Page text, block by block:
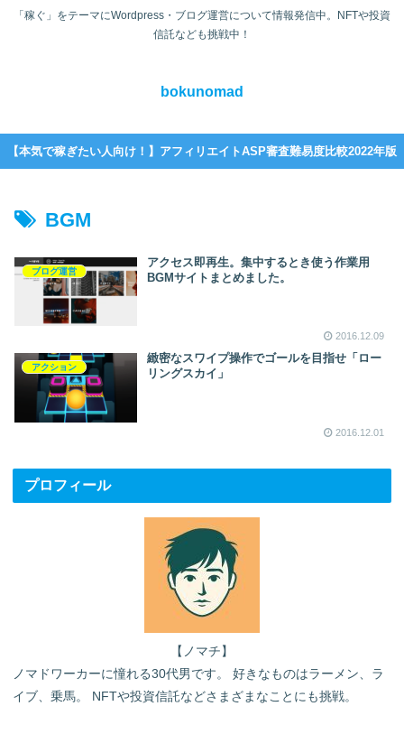
「稼ぐ」をテーマにWordpress・ブログ運営について情報発信中。NFTや投資
信託なども挑戦中！
bokunomad
【本気で稼ぎたい人向け！】アフィリエイトASP審査難易度比較2022年版
BGM
ブログ運営
アクセス即再生。集中するとき使う作業用
BGMサイトまとめました。
2016.12.09
アクション
緻密なスワイプ操作でゴールを目指せ「ロー
リングスカイ」
2016.12.01
プロフィール
【ノマチ】
ノマドワーカーに憧れる30代男です。 好きなものはラーメン、ラ
イブ、乗馬。 NFTや投資信託などさまざまなことにも挑戦。